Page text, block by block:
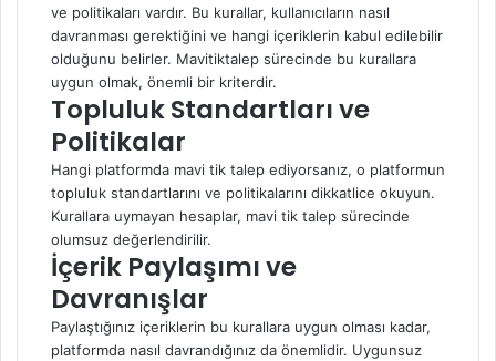
ve politikaları vardır. Bu kurallar, kullanıcıların nasıl
davranması gerektiğini ve hangi içeriklerin kabul edilebilir
olduğunu belirler. Mavitiktalep sürecinde bu kurallara
uygun olmak, önemli bir kriterdir.
Topluluk Standartları ve
Politikalar
Hangi platformda mavi tik talep ediyorsanız, o platformun
topluluk standartlarını ve politikalarını dikkatlice okuyun.
Kurallara uymayan hesaplar, mavi tik talep sürecinde
olumsuz değerlendirilir.
İçerik Paylaşımı ve
Davranışlar
Paylaştığınız içeriklerin bu kurallara uygun olması kadar,
platformda nasıl davrandığınız da önemlidir. Uygunsuz